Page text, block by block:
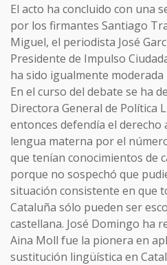
El acto ha concluido con una
por los firmantes Santiago
Miguel, el periodista José
Presidente de Impulso
ha sido igualmente
En el curso del debate se ha
Directora General de Política
entonces defendía el derecho
lengua materna por el
que tenían conocimientos de
porque no sospechó que
situación consistente en que
Cataluña sólo pueden ser
castellana. José Domingo ha
Aina Moll fue la pionera en
sustitución lingüística en